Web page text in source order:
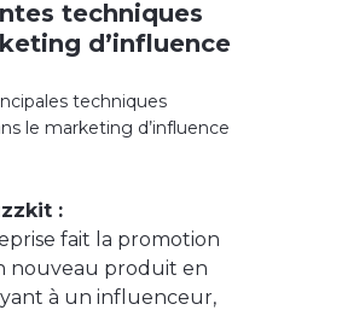
techniques
d’influence
techniques
le marketing d’influence
:
fait la promotion
nouveau produit en
à un influenceur,